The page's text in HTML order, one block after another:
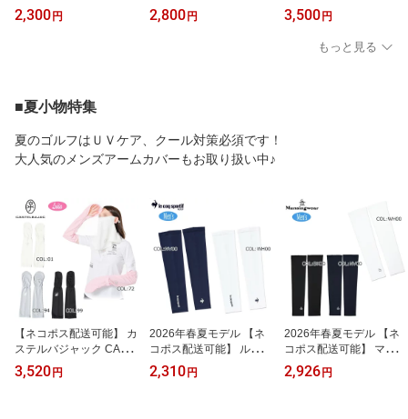
レディース ショートパン
ツ ストレッチ ゴルフウ
2,300円
AC BLACK Line 724417
2255 レディース ハイネ
2,800円
ズ 半袖ポロシャツ ゴル
フウェア スポーツウェア
3,500円
もっと見る
■夏小物特集
夏のゴルフはＵＶケア、クール対策必須です！
大人気のメンズアームカバーもお取り扱い中♪
【ネコポス配送可能】 カ
ステルバジャック CAST
ELBAJAC 7245299219
レディース アームカバー
3,520円
2026年春夏モデル 【ネ
コポス配送可能】 ルコッ
クゴルフ Le coq sportif G
OLF LG5SAZ50M メンズ
2,310円
2026年春夏モデル 【ネ
コポス配送可能】 マンシ
ングウェア Munsingwea
r MG6SAZ50M メンズ ア
2,926円